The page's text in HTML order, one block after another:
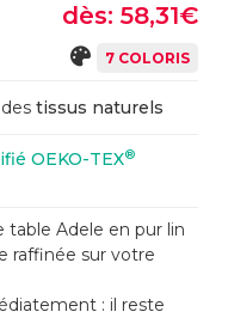
dès: 58,31€
7 COLORIS
tissus naturels
OEKO-TEX®
table Adele en pur lin
raffinée sur votre
: il reste